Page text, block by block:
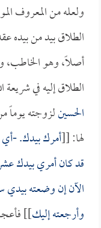
ولعله من المعروف
الطلاق بيد من بيده
أصلاً، وهو الخاطب،
الطلاق إليه في
الحسينلزوجته يوماً
لها: [[أمرك بيدك. -
قد كان أمري بيدك
الآن إن وضعته بيدي
وأرجعته إليك]]